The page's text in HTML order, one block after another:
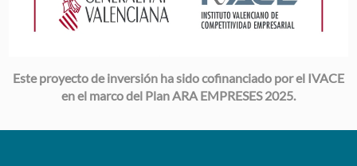
Este proyecto de inversión ha sido cofinanciado por el IVACE
en el marco del Plan ARA EMPRESES 2025.